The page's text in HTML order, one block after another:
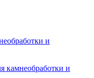
и
камнеобработки и